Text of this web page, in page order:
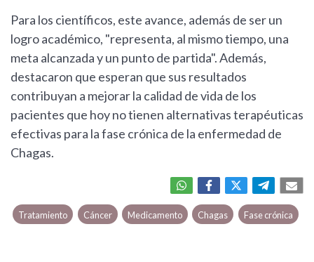
Para los científicos, este avance, además de ser un
logro académico, "representa, al mismo tiempo, una
meta alcanzada y un punto de partida". Además,
destacaron que esperan que sus resultados
contribuyan a mejorar la calidad de vida de los
pacientes que hoy no tienen alternativas terapéuticas
efectivas para la fase crónica de la enfermedad de
Chagas.
Tratamiento Cáncer Medicamento Chagas Fase crónica